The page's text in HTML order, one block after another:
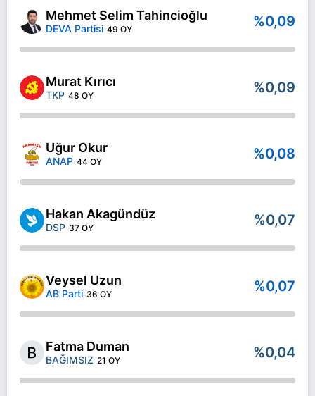
Mehmet Selim Tahincioğlu
DEVA Partisi 49 OY %0,09
Murat Kırıcı
TKP 48 OY %0,09
Uğur Okur
ANAP 44 OY %0,08
Hakan Akagündüz
DSP 37 OY %0,07
Veysel Uzun
AB Parti 36 OY %0,07
Fatma Duman
BAĞIMSIZ 21 OY %0,04